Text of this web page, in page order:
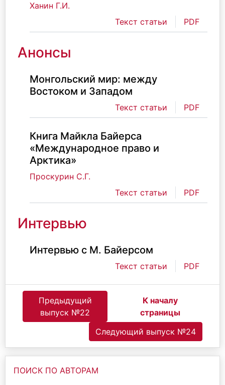
Ханин Г.И.
Текст статьи
PDF
Анонсы
Монгольский мир: между
Востоком и Западом
Текст статьи PDF
Книга Майкла Байерса
«Международное право и
Арктика»
Проскурин C.Г.
Текст статьи
PDF
Интервью
Интервью с М. Байерсом
Текст статьи PDF
Предыдущий
выпуск №22
К началу
страницы
Следующий выпуск №24
ПОИСК ПО АВТОРАМ